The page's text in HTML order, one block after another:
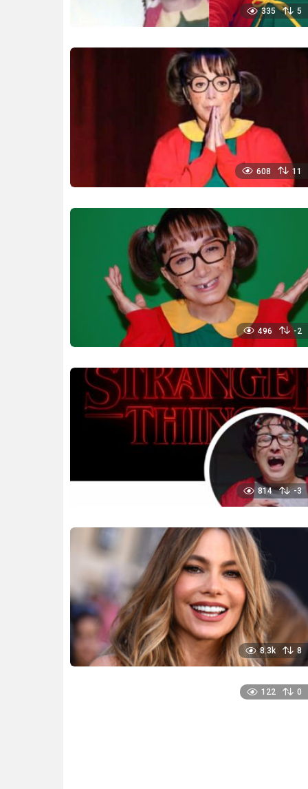
335 5
608 11
496 -2
814 -3
8.3k 8
122 0